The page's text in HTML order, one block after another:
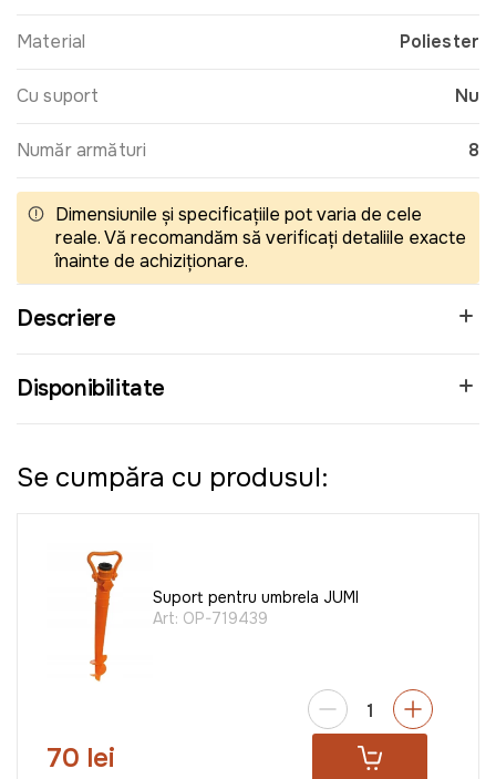
Material Poliester
Cu suport Nu
Număr armături 8
Dimensiunile și specificațiile pot varia de cele
reale. Vă recomandăm să verificați detaliile exacte
înainte de achiziționare.
Descriere
Disponibilitate
Se cumpăra cu produsul:
Suport pentru umbrela JUMI
Art: OP-719439
70 lei